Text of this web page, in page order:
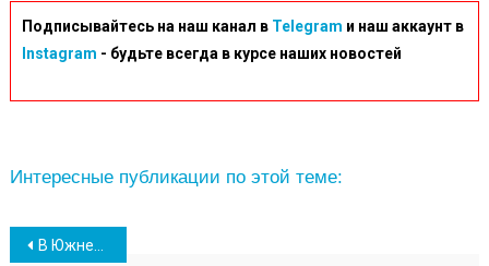
Подписывайтесь на наш канал в Telegram и наш аккаунт в
Instagram - будьте всегда в курсе наших новостей
Интересные публикации по этой теме:
Навігація
В Южненській ОТГ вийшли на маршрути безкоштовні автобуси (фото)